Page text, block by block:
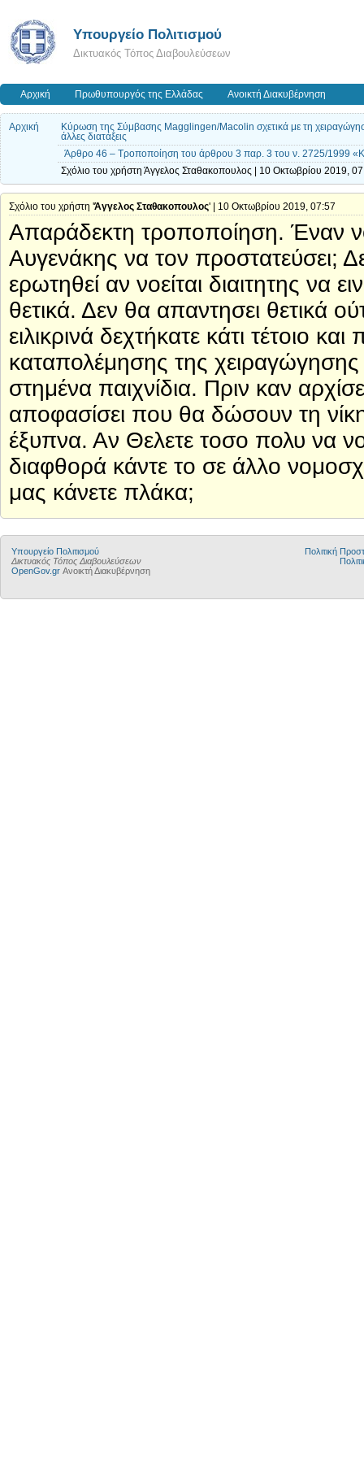
Υπουργείο Πολιτισμού
Δικτυακός Τόπος Διαβουλεύσεων
Αρχική Πρωθυπουργός της Ελλάδας Ανοικτή Διακυβέρνηση
Αρχική
Κύρωση της Σύμβασης Magglingen/Macolin σχετικά με τη
άλλες διατάξεις
Άρθρο 46 – Τροποποίηση του άρθρου 3 παρ. 3 του ν. 2725/1999
Σχόλιο του χρήστη Άγγελος Σταθακοπουλος | 10 Οκτωβρίου 2019,
Σχόλιο του χρήστη 'Άγγελος Σταθακοπουλος' | 10 Οκτωβρίου 2019, 07:57
Απαράδεκτη τροποποίηση. Έναν
Αυγενάκης να τον προστατεύσει;
ερωτηθεί αν νοείται διαιτητης να
θετικά. Δεν θα απαντησει θετικά
ειλικρινά δεχτήκατε κάτι τέτοιο
καταπολέμησης της
στημένα παιχνίδια. Πριν καν
αποφασίσει που θα δώσουν τη
έξυπνα. Αν Θελετε τοσο πολυ να
διαφθορά κάντε το σε άλλο
μας κάνετε πλάκα;
Υπουργείο Πολιτισμού
Δικτυακός Τόπος Διαβουλεύσεων
OpenGov.gr Ανοικτή Διακυβέρνηση
Πολιτική